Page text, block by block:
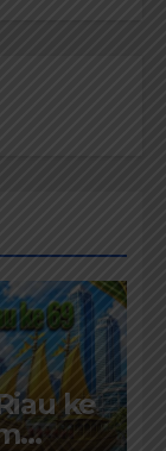
ke